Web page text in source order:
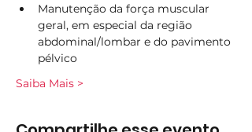
Manutenção da força muscular
geral, em especial da região
abdominal/lombar e do pavimento
pélvico
Saiba Mais >